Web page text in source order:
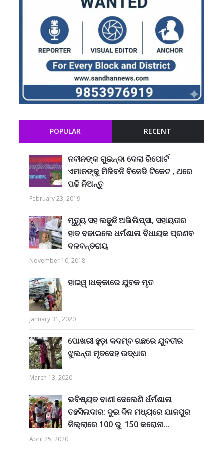
POPULAR RECENT
ନବୀନଙ୍କ ଗୁଇନ୍ଦା ଦେଲା ରିପୋର୍ଟ
ଏମାନଙ୍କୁ ମିଳିବନି ବିଜେଡି ଟିକେଟ , ଥରେ
ପଢି ନିଅନ୍ତୁ
February 23, 2019
ମୃତ୍ୟୁ ସହ ଲଢୁଛି ଅଭିଲିପ୍ସା, ସହାୟତାର
ହାତ ବଢାଇଲେ ଧର୍ମଶାଳା ବିଧାୟକ ପ୍ରଣବ
ବଳବନ୍ତରାୟ
November 10, 2018
ହାଇୱ।ଧକ୍କାରେ ଯୁବକ ମୃତ
January 31, 2020
ପୋଖରୀ ହୁଡ଼ା କଦମ୍ବ ଗଛରେ ଯୁବତୀର
ଝୁଲନ୍ତା ମୃତଦେହ ଉଦ୍ଧାର
March 13, 2020
ଭବିଷ୍ୟତ ବାଣୀ ଦେଲେଣି ର୍ଧର୍ମଶାଳା
ତହସିଲଦାର: ଦୁଇ ଦିନ ମଧ୍ୟରେ ଯାଜପୁର
ଜିଲ୍ଲାରେ 100 ରୁ 150 କରୋନା...
April 25, 2020